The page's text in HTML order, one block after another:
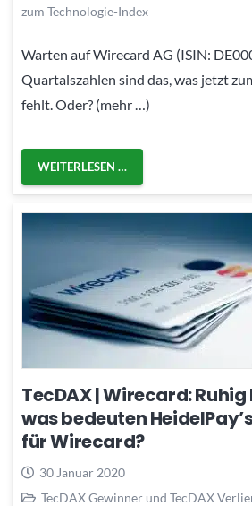
zum Technologie-Index
Warten auf Wirecard AG (ISIN:
Quartalszahlen sind das, was jetzt
fehlt. Oder? (mehr …)
WEITERLESEN …
TecDAX | Wirecard:
was bedeuten
für Wirecard?
30 Januar 2020
TecDAX Gewinner und TecDAX